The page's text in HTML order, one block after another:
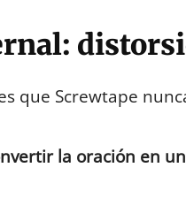
que Screwtape
la oración en